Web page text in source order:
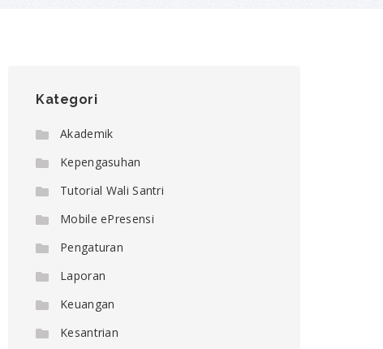
Kategori
Akademik
Kepengasuhan
Tutorial Wali Santri
Mobile ePresensi
Pengaturan
Laporan
Keuangan
Kesantrian